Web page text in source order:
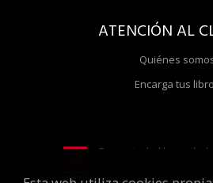
ATENCIÓN AL
Quiénes
Encarga tus
Esta actividad ha